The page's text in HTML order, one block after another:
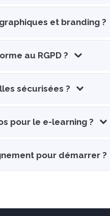
et branding ?
au RGPD ?
sécurisées ?
pour le e-learning ?
pour démarrer ?